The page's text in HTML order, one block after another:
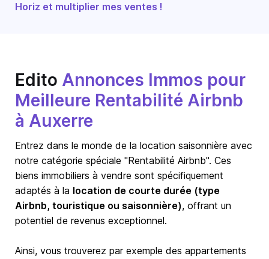
Horiz et multiplier mes ventes !
Edito Annonces Immos pour
Meilleure Rentabilité Airbnb
à Auxerre
Entrez dans le monde de la location saisonnière avec
notre catégorie spéciale "Rentabilité Airbnb". Ces
biens immobiliers à vendre sont spécifiquement
adaptés à la location de courte durée (type
Airbnb, touristique ou saisonnière), offrant un
potentiel de revenus exceptionnel.
Ainsi, vous trouverez par exemple des appartements